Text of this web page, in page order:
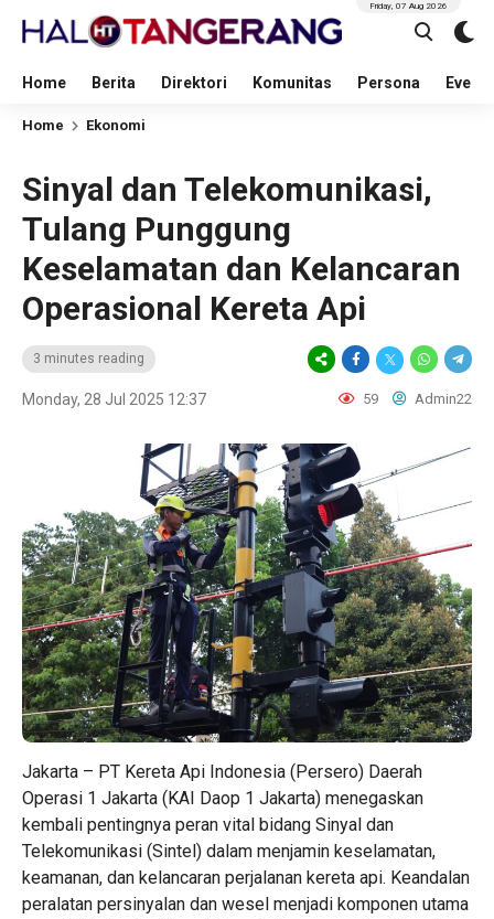
Home Berita Direktori Komunitas Persona Event
Friday, 07 Aug 2026
Home Ekonomi
Sinyal dan Telekomunikasi,
Tulang Punggung
Keselamatan dan Kelancaran
Operasional Kereta Api
3 minutes reading
Monday, 28 Jul 2025 12:37 59 Admin22
Jakarta – PT Kereta Api Indonesia (Persero) Daerah
Operasi 1 Jakarta (KAI Daop 1 Jakarta) menegaskan
kembali pentingnya peran vital bidang Sinyal dan
Telekomunikasi (Sintel) dalam menjamin keselamatan,
keamanan, dan kelancaran perjalanan kereta api. Keandalan
peralatan persinyalan dan wesel menjadi komponen utama